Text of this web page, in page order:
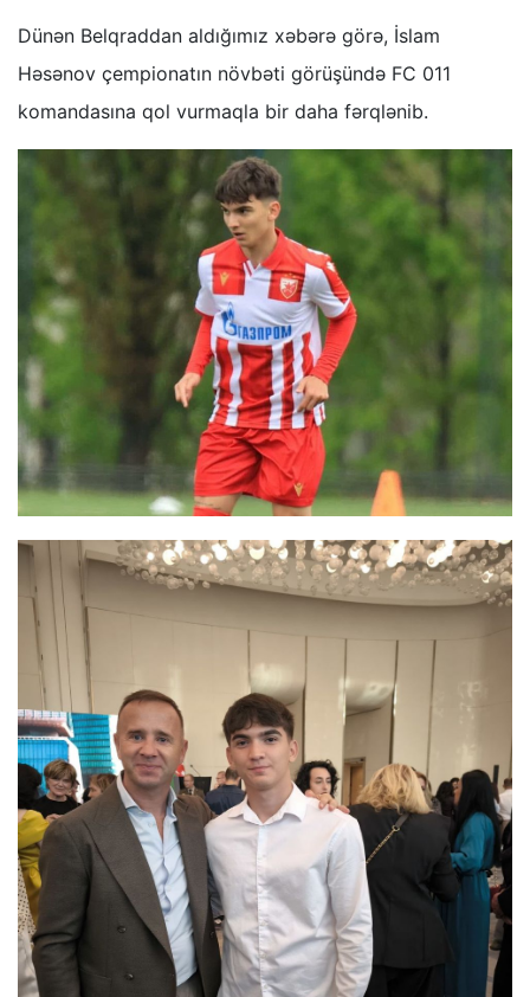
Dünən Belqraddan aldığımız xəbərə görə, İslam
Həsənov çempionatın növbəti görüşündə FC 011
komandasına qol vurmaqla bir daha fərqlənib.